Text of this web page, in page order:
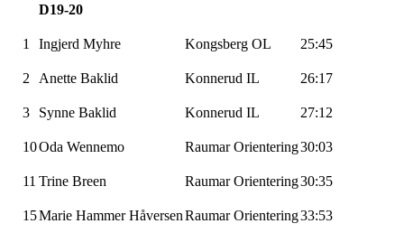
D19-20
1 Ingjerd Myhre Kongsberg OL 25:45
2 Anette Baklid Konnerud IL 26:17
3 Synne Baklid Konnerud IL 27:12
10Oda Wennemo RaumarOrientering30:03
11 Trine Breen RaumarOrientering30:35
15Marie HammerHåversenRaumarOrientering33:53